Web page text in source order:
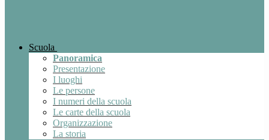
Scuola
Panoramica
Presentazione
I luoghi
Le persone
I numeri della scuola
Le carte della scuola
Organizzazione
La storia